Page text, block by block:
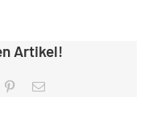
Artikel!
Pinterest
E-